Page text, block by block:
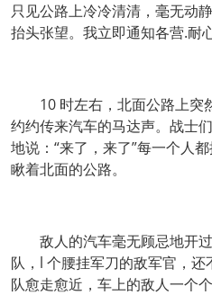
只见公路上冷冷清清，毫无动
抬头张望。我立即通知各营.耐
10 时左右，北面公路上突
约约传来汽车的马达声。战士
地说：“来了，来了”每一个人
瞅着北面的公路。
敌人的汽车毫无顾忌地开
队，l 个腰挂军刀的敌军官，
队愈走愈近，车上的敌人一个